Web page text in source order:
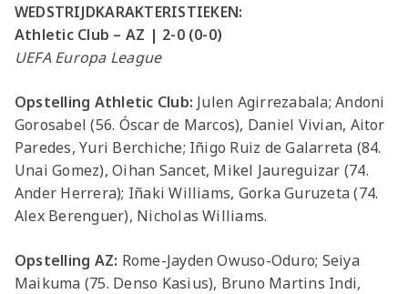
WEDSTRIJDKARAKTERISTIEKEN:
Athletic Club – AZ | 2-0 (0-0)
UEFA Europa League
Opstelling Athletic Club: Julen Agirrezabala; Andoni
Gorosabel (56. Óscar de Marcos), Daniel Vivian, Aitor
Paredes, Yuri Berchiche; Iñigo Ruiz de Galarreta (84.
Unai Gomez), Oihan Sancet, Mikel Jaureguizar (74.
Ander Herrera); Iñaki Williams, Gorka Guruzeta (74.
Alex Berenguer), Nicholas Williams.
Opstelling AZ: Rome-Jayden Owuso-Oduro; Seiya
Maikuma (75. Denso Kasius), Bruno Martins Indi,